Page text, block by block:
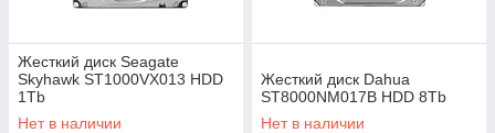
Жесткий диск Seagate
Skyhawk ST1000VX013 HDD
1Tb
Нет в наличии
Жесткий диск Dahua
ST8000NM017B HDD 8Tb
Нет в наличии